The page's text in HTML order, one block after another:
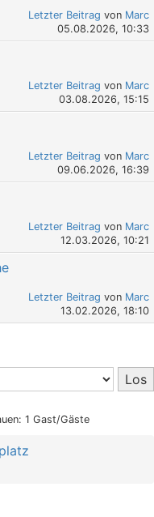
Letzter Beitrag von Marc
05.08.2026, 10:33
Letzter Beitrag von Marc
03.08.2026, 15:15
Letzter Beitrag von Marc
09.06.2026, 16:39
Letzter Beitrag von Marc
12.03.2026, 10:21
Letzter Beitrag von Marc
13.02.2026, 18:10
1 Gast/Gäste